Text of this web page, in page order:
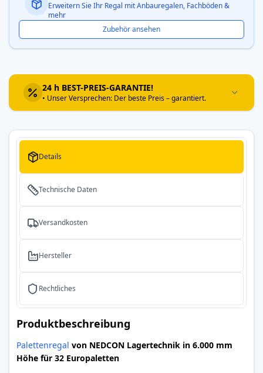
Erweitern Sie Ihr Regal mit Anbauregalen, Fachböden &
mehr
Zubehör ansehen
24 h BEST-PREIS-GARANTIE!
• Unser Versprechen: Der beste Preis – garantiert.
Details
Technische Daten
Versandkosten
Hersteller
Rechtliches
Produktbeschreibung
Palettenregal von NEDCON Lagertechnik in 6.000 mm
Höhe für 32 Europaletten